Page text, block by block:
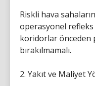
Riskli hava
operasyonel
koridorlar önceden
bırakılmamalı.
2. Yakıt ve Maliyet